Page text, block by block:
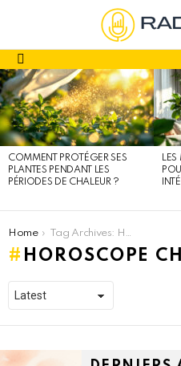
Menu
DERNIERS
ARTICLES
COMMENT PROTÉGER SES
PLANTES PENDANT LES
PÉRIODES DE CHALEUR ?
LES
You are here:
Home Tag Archives: Horoscope chinois
HOROSCOPE